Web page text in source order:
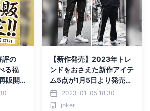
評の
る福
販開
)』
【新作発売】2023年トレ
ンドをおさえた新作アイテ
ム5点が1月5日より発売開
始『joker(ジョーカー)』
2023-01-05 18:30
joker